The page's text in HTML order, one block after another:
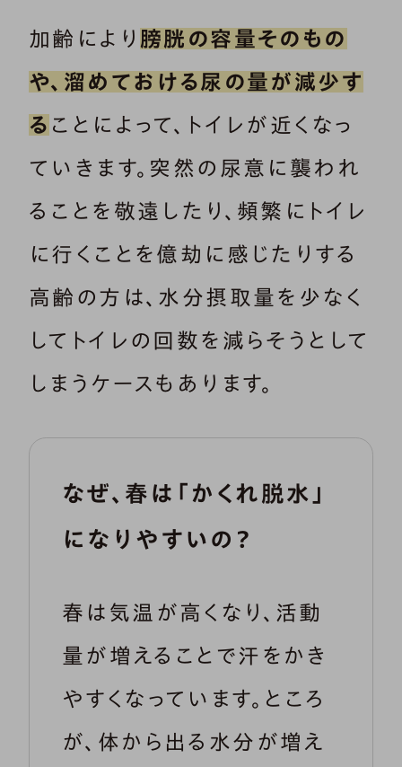
加齢により 膀胱の容量そのもの
や、溜めておける尿の量が減少す
る ことによって、トイレが近くなっ
ていきます。突然の尿意に襲われ
ることを敬遠したり、頻繁にトイレ
に行くことを億劫に感じたりする
高齢の方は、水分摂取量を少なく
してトイレの回数を減らそうとして
しまうケースもあります。
なぜ、春は「かくれ脱水」
になりやすいの？
春は気温が高くなり、活動
量が増えることで汗をかき
やすくなっています。ところ
が、体から出る水分が増え